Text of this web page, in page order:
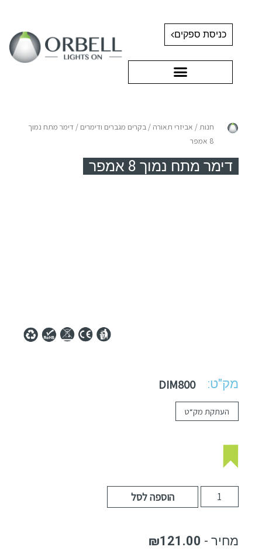
כניסת ספקים
חנות / אביזרי תאורה / בקרים מגברים ודימרים / דימר מתח נמוך
8 אמפר
דימר מתח נמוך 8 אמפר
מק"ט: DIM800
העתקת מק“ט
הוספה לסל
₪121.00